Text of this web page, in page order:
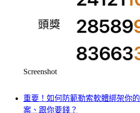
Screenshot
重要！如何防範勒索軟體綁架你
案、跟你要錢？